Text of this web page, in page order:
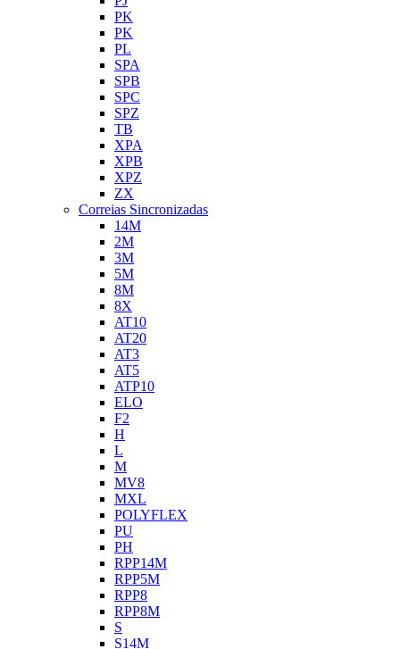
PK
PK
PL
SPA
SPB
SPC
SPZ
TB
XPA
XPB
XPZ
ZX
Correias Sincronizadas
14M
2M
3M
5M
8M
8X
AT10
AT20
AT3
AT5
ATP10
ELO
F2
H
L
M
MV8
MXL
POLYFLEX
PU
PH
RPP14M
RPP5M
RPP8
RPP8M
S
S14M